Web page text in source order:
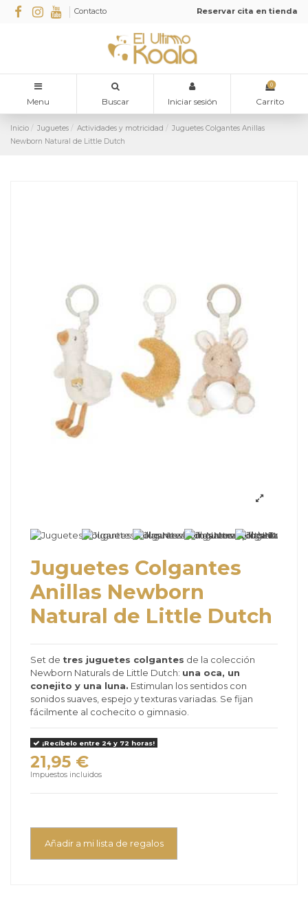
Contacto Reservar cita en tienda
Menu Buscar Iniciar sesión
0
Carrito
Inicio Juguetes Actividades y motricidad
Juguetes Colgantes Anillas
Newborn Natural de Little Dutch
Juguetes Colgantes
Anillas Newborn
Natural de Little Dutch
Set de tres juguetes colgantes de la colección
Newborn Naturals de Little Dutch: una oca, un
conejito y una luna. Estimulan los sentidos con
sonidos suaves, espejo y texturas variadas. Se fijan
fácilmente al cochecito o gimnasio.
¡Recíbelo entre 24 y 72 horas!
21,95 €
Impuestos incluidos
Añadir a mi lista de regalos